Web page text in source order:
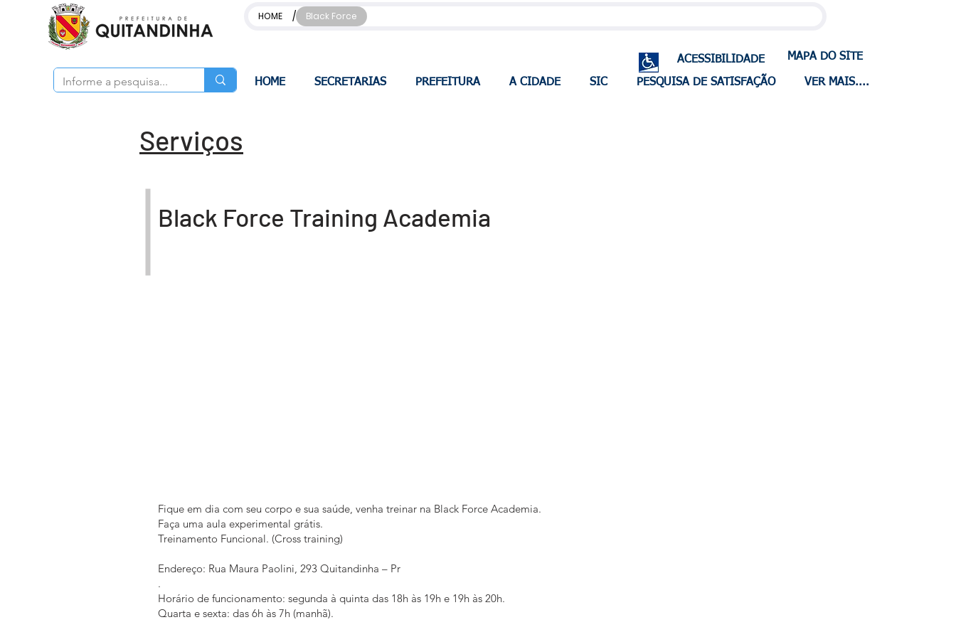
HOME / Black Force
ACESSIBILIDADE MAPA DO SITE
HOME SECRETARIAS PREFEITURA A CIDADE SIC PESQUISA DE SATISFAÇÃO VER MAIS....
Serviços
Black Force Training Academia
Fique em dia com seu corpo e sua saúde, venha treinar na Black Force Academia.
Faça uma aula experimental grátis.
Treinamento Funcional. (Cross training)
Endereço: Rua Maura Paolini, 293 Quitandinha – Pr
.
Horário de funcionamento: segunda à quinta das 18h às 19h e 19h às 20h.
Quarta e sexta: das 6h às 7h (manhã).